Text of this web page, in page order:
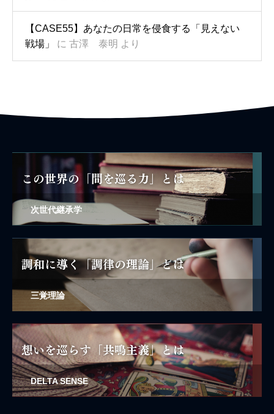
【CASE55】あなたの日常を侵食する「見えない
戦場」
に 古澤 泰明 より
次世代継承学
三覚理論
DELTA SENSE